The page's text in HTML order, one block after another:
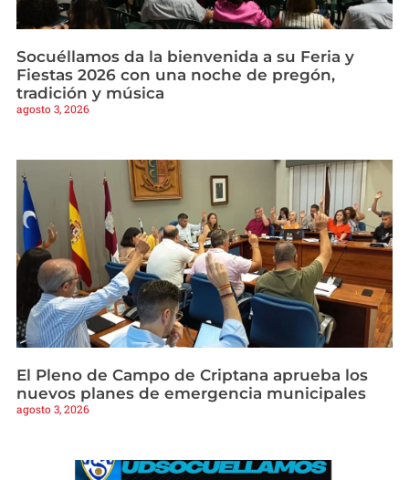
Socuéllamos da la bienvenida a su Feria y
Fiestas 2026 con una noche de pregón,
tradición y música
agosto 3, 2026
El Pleno de Campo de Criptana aprueba los
nuevos planes de emergencia municipales
agosto 3, 2026